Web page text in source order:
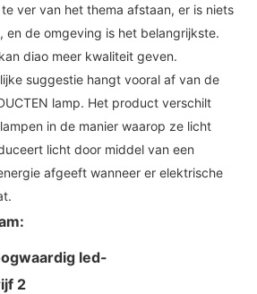
ver van het thema afstaan, er is niets
en de omgeving is het belangrijkste.
diao meer kwaliteit geven.
suggestie hangt vooral af van de
lamp. Het product verschilt
in de manier waarop ze licht
licht door middel van een
afgeeft wanneer er elektrische